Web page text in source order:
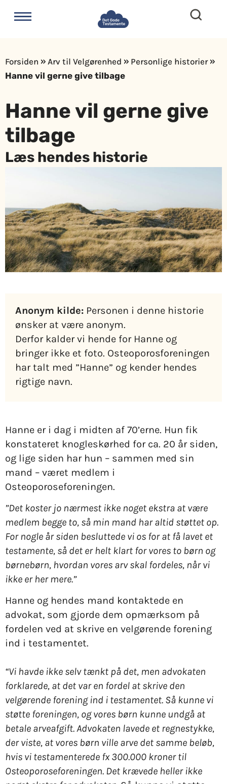
Forsiden » Arv til Velgørenhed » Personlige historier»
Hanne vil gerne give tilbage​
Hanne vil gerne give
tilbage
Læs hendes historie
Anonym kilde: Personen i denne historie
ønsker at være anonym.
Derfor kalder vi hende for Hanne og
bringer ikke et foto. Osteoporosforeningen
har talt med ”Hanne” og kender hendes
rigtige navn.
Hanne er i dag i midten af 70’erne. Hun fik
konstateret knogleskørhed for ca. 20 år siden,
og lige siden har hun – sammen med sin
mand – været medlem i
Osteoporoseforeningen.
”Det koster jo nærmest ikke noget ekstra at være
medlem begge to, så min mand har altid støttet op.
For nogle år siden besluttede vi os for at få lavet et
testamente, så det er helt klart for vores to børn og
børnebørn, hvordan vores arv skal fordeles, når vi
ikke er her mere.”
Hanne og hendes mand kontaktede en
advokat, som gjorde dem opmærksom på
fordelen ved at skrive en velgørende forening
ind i testamentet.
“Vi havde ikke selv tænkt på det, men advokaten
forklarede, at det var en fordel at skrive den
velgørende forening ind i testamentet. Så kunne vi
støtte foreningen, og vores børn kunne undgå at
betale arveafgift. Advokaten lavede et regnestykke,
der viste, at vores børn ville arve det samme beløb,
hvis vi testamenterede fx 300.000 kroner til
Osteoporoseforeningen. Det krævede heller ikke